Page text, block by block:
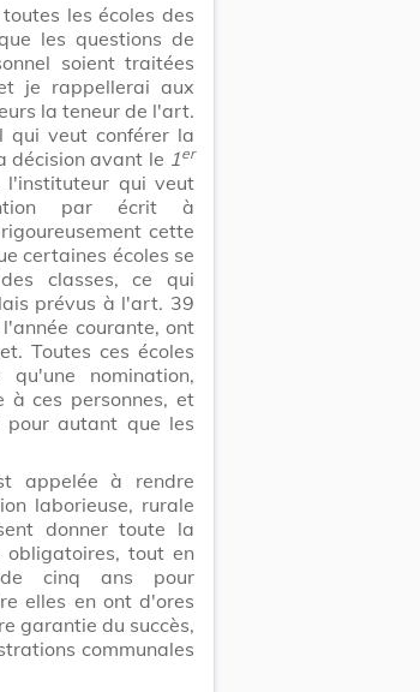
les écoles des
les questions de
soient traitées
je rappellerai aux
la teneur de l'art.
qui veut conférer la
décision avant le 1er
qui veut
par écrit à
cette
certaines écoles se
classes, ce qui
prévus à l'art. 39
courante, ont
Toutes ces écoles
nomination,
à ces personnes, et
pour autant que les
appelée à rendre
laborieuse, rurale
donner toute la
tout en
cinq ans pour
elles en ont d'ores
garantie du succès,
communales